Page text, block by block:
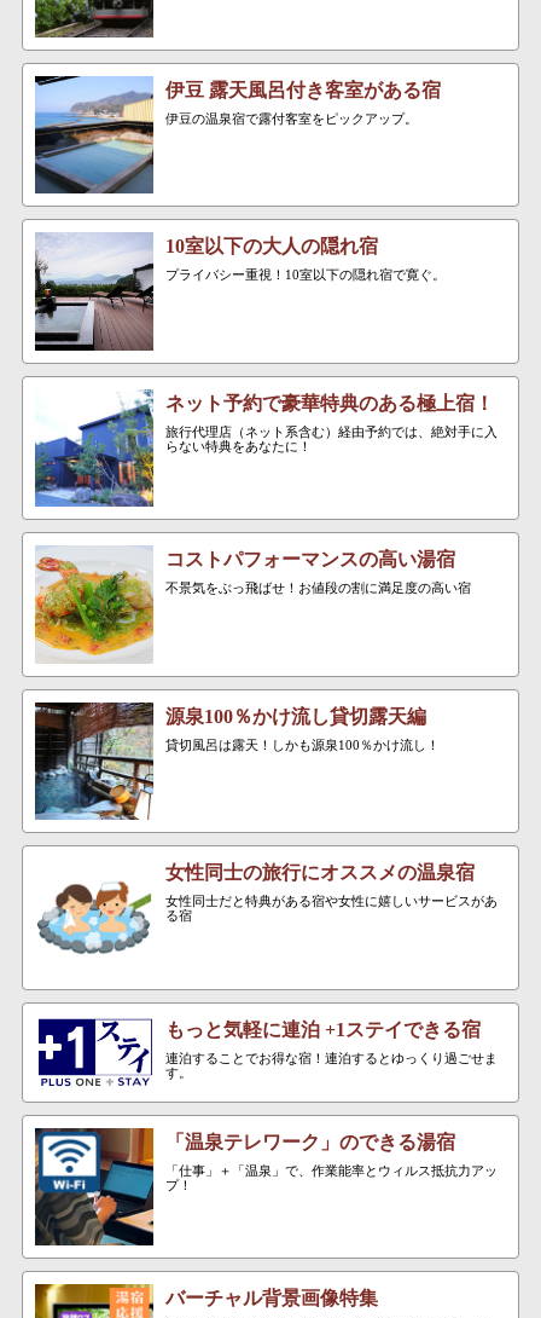
伊豆 露天風呂付き客室がある宿
伊豆の温泉宿で露付客室をピックアップ。
10室以下の大人の隠れ宿
プライバシー重視！10室以下の隠れ宿で寛ぐ。
ネット予約で豪華特典のある極上宿！
旅行代理店（ネット系含む）経由予約では、絶対手に入
らない特典をあなたに！
コストパフォーマンスの高い湯宿
不景気をぶっ飛ばせ！お値段の割に満足度の高い宿
源泉100％かけ流し貸切露天編
貸切風呂は露天！しかも源泉100％かけ流し！
女性同士の旅行にオススメの温泉宿
女性同士だと特典がある宿や女性に嬉しいサービスがあ
る宿
もっと気軽に連泊 +1ステイできる宿
連泊することでお得な宿！連泊するとゆっくり過ごせま
す。
「温泉テレワーク」のできる湯宿
「仕事」＋「温泉」で、作業能率とウィルス抵抗力アッ
プ！
バーチャル背景画像特集